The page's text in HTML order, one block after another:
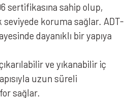
sertifikasına sahip olup,
seviyede koruma sağlar. ADT-
dayanıklı bir yapıya
ve yıkanabilir iç
uzun süreli
sağlar.